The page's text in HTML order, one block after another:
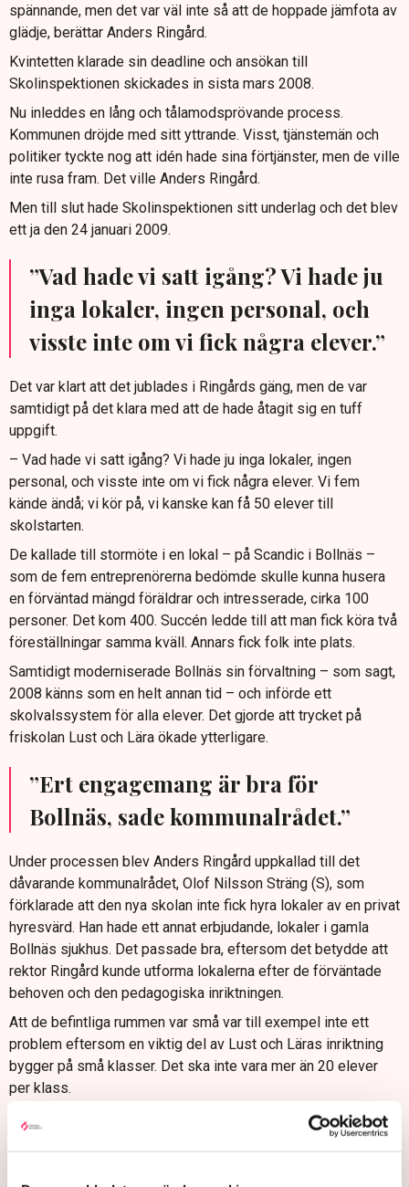
spännande, men det var väl inte så att de hoppade jämfota av
glädje, berättar Anders Ringård.
Kvintetten klarade sin deadline och ansökan till
Skolinspektionen skickades in sista mars 2008.
Nu inleddes en lång och tålamodsprövande process.
Kommunen dröjde med sitt yttrande. Visst, tjänstemän och
politiker tyckte nog att idén hade sina förtjänster, men de ville
inte rusa fram. Det ville Anders Ringård.
Men till slut hade Skolinspektionen sitt underlag och det blev
ett ja den 24 januari 2009.
”Vad hade vi satt igång? Vi hade ju
inga lokaler, ingen personal, och
visste inte om vi fick några elever.”
Det var klart att det jublades i Ringårds gäng, men de var
samtidigt på det klara med att de hade åtagit sig en tuff
uppgift.
– Vad hade vi satt igång? Vi hade ju inga lokaler, ingen
personal, och visste inte om vi fick några elever. Vi fem
kände ändå; vi kör på, vi kanske kan få 50 elever till
skolstarten.
De kallade till stormöte i en lokal – på Scandic i Bollnäs –
som de fem entreprenörerna bedömde skulle kunna husera
en förväntad mängd föräldrar och intresserade, cirka 100
personer. Det kom 400. Succén ledde till att man fick köra två
föreställningar samma kväll. Annars fick folk inte plats.
Samtidigt moderniserade Bollnäs sin förvaltning – som sagt,
2008 känns som en helt annan tid – och införde ett
skolvalssystem för alla elever. Det gjorde att trycket på
friskolan Lust och Lära ökade ytterligare.
”Ert engagemang är bra för
Bollnäs, sade kommunalrådet.”
Under processen blev Anders Ringård uppkallad till det
dåvarande kommunalrådet, Olof Nilsson Sträng (S), som
förklarade att den nya skolan inte fick hyra lokaler av en privat
hyresvärd. Han hade ett annat erbjudande, lokaler i gamla
Bollnäs sjukhus. Det passade bra, eftersom det betydde att
rektor Ringård kunde utforma lokalerna efter de förväntade
behoven och den pedagogiska inriktningen.
Att de befintliga rummen var små var till exempel inte ett
problem eftersom en viktig del av Lust och Läras inriktning
bygger på små klasser. Det ska inte vara mer än 20 elever
per klass.
– Ert engagemang är bra för Bollnäs, sade kommunalrådet, vi
har avsatt 25 miljoner för sjukhusområdet. Tala med